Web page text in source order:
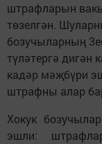
штрафларын
төзелгән.
бозучыларның
түләтергә дигән
кадәр мәҗбүри
штрафны алар
Хокук
эшли: